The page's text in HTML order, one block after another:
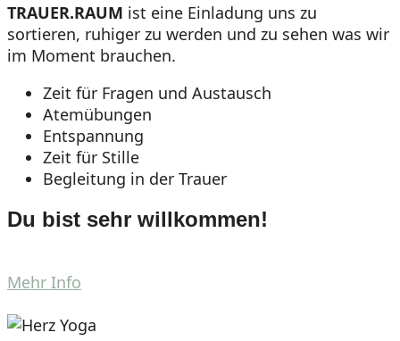
TRAUER.RAUM ist eine Einladung uns zu
sortieren, ruhiger zu werden und zu sehen was wir
im Moment brauchen.
Zeit für Fragen und Austausch
Atemübungen
Entspannung
Zeit für Stille
Begleitung in der Trauer
Du bist sehr willkommen!
Mehr Info